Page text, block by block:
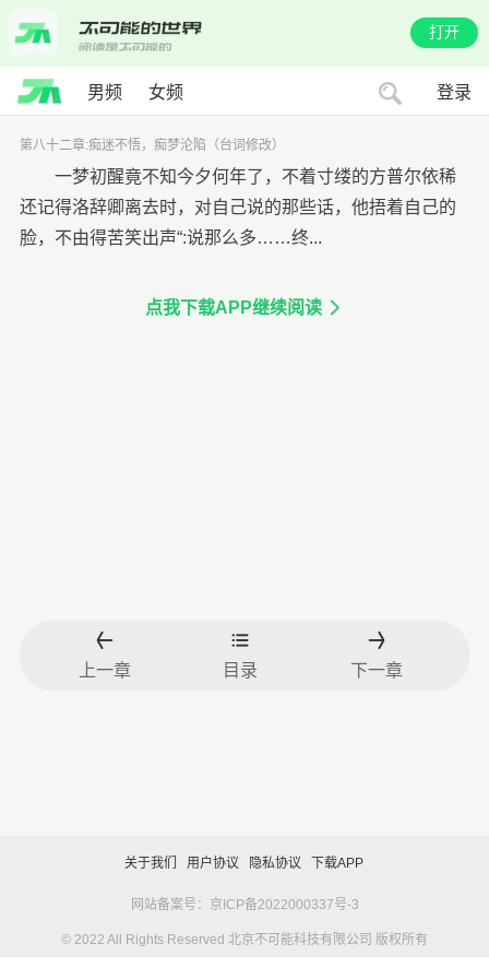
打开
男频 女频 登录
第八十二章:痴迷不悟，痴梦沦陷（台词修改）
一梦初醒竟不知今夕何年了，不着寸缕的方普尔依稀
还记得洛辞卿离去时，对自己说的那些话，他捂着自己的
脸，不由得苦笑出声“:说那么多……终...
点我下载APP继续阅读
上一章 目录 下一章
关于我们 用户协议 隐私协议 下载APP
网站备案号：京ICP备2022000337号-3
© 2022 All Rights Reserved 北京不可能科技有限公司 版权所有